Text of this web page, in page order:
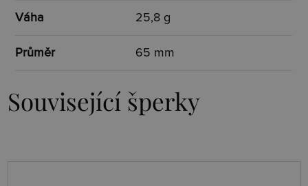
Váha 25,8 g
Průměr 65 mm
Související šperky